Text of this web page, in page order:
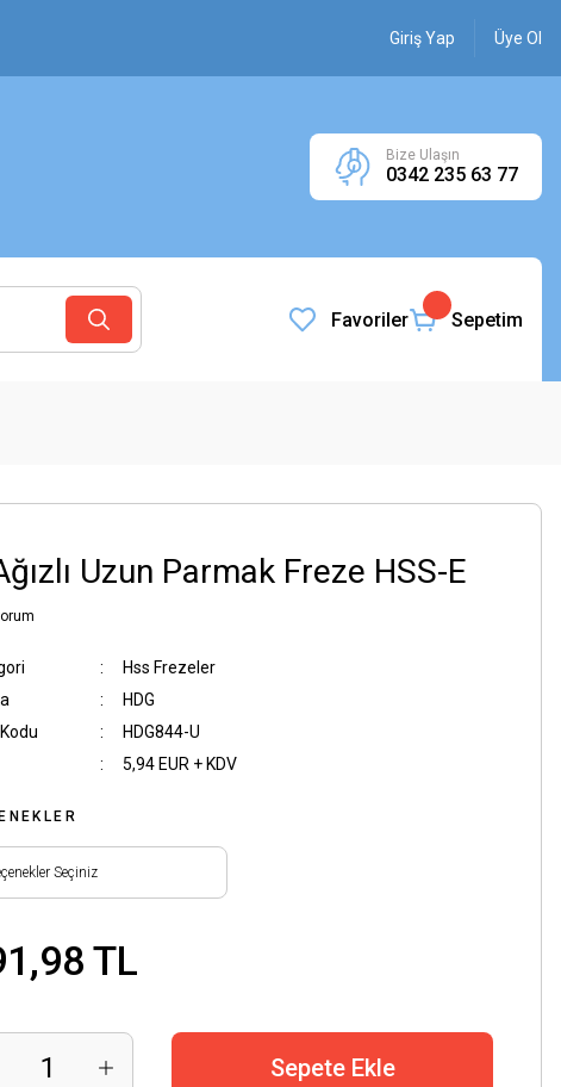
Giriş Yap Üye Ol
Bize Ulaşın
0342 235 63 77
Favoriler Sepetim
Uzun Parmak Freze HSS-E
Hss Frezeler
HDG
HDG844-U
5,94 EUR + KDV
TL
Sepete Ekle